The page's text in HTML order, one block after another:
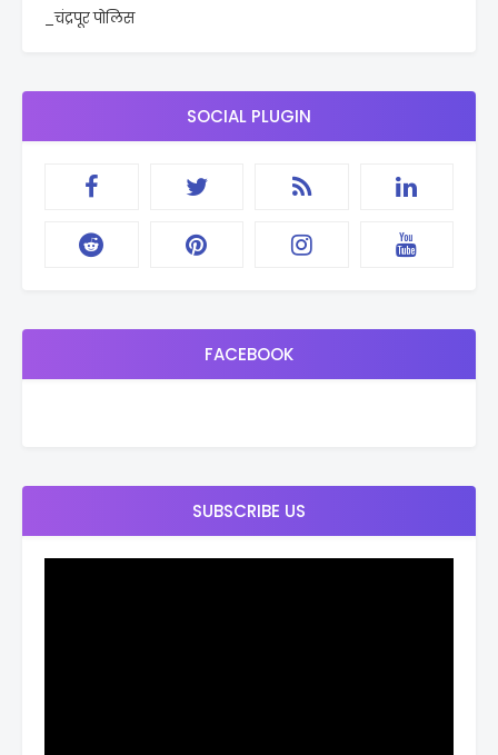
_चंद्रपूर पोलिस
SOCIAL PLUGIN
FACEBOOK
SUBSCRIBE US